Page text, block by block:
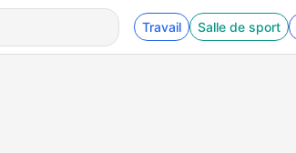
Travail Salle de sport